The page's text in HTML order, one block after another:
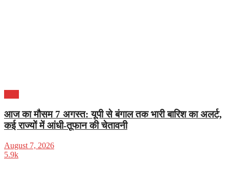
आज का मौसम 7 अगस्त: यूपी से बंगाल तक भारी बारिश का अलर्ट,
कई राज्यों में आंधी-तूफान की चेतावनी
August 7, 2026
5.9k